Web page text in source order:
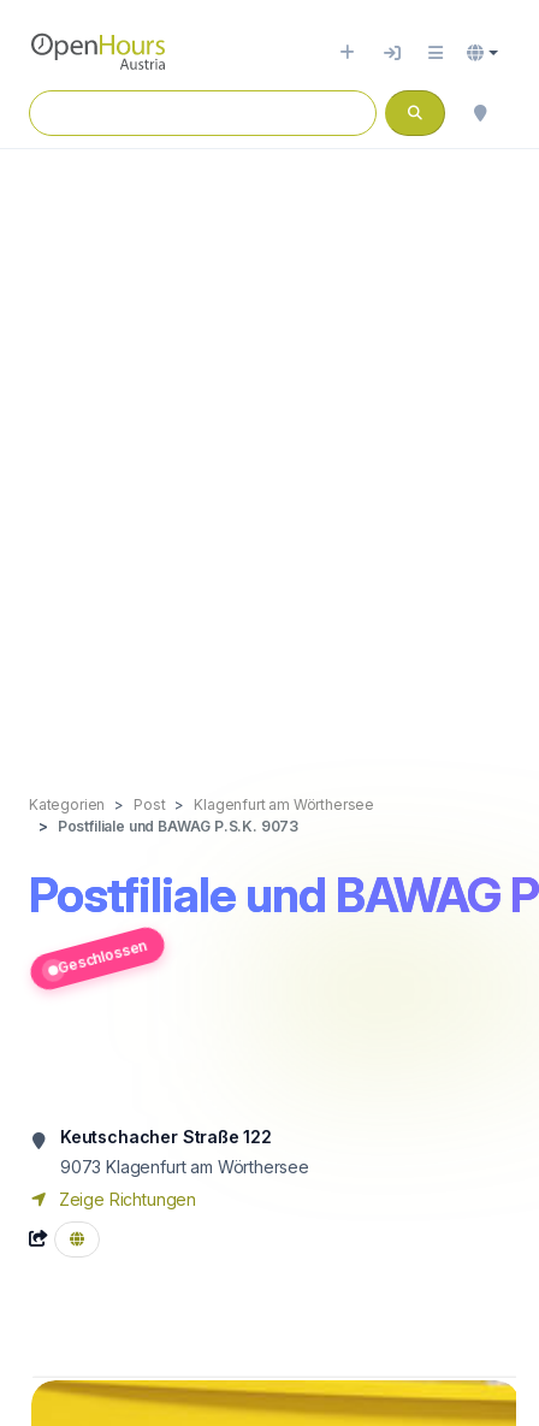
Kategorien Post
Klagenfurt am Wörthersee
Postfiliale und BAWAG P.S.K. 9073
Postfiliale und BAWAG
Geschlossen
Keutschacher Straße 122
9073 Klagenfurt am Wörthersee
Zeige Richtungen